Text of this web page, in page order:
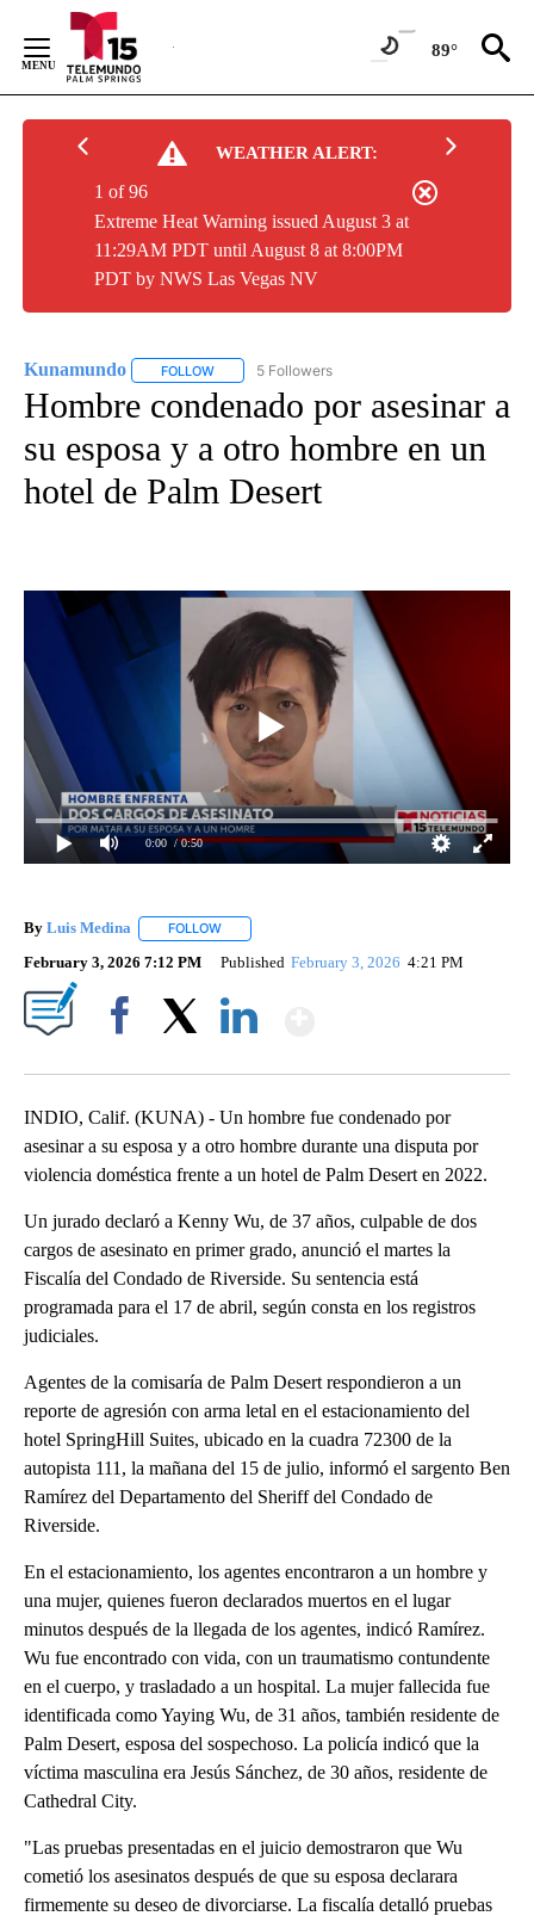
Content
89°
WEATHER ALERT:
Extreme Heat Warning issued August 3 at
11:29AM PDT until August 8 at 8:00PM
PDT by NWS Las Vegas NV
1 of 96
Kunamundo FOLLOW FOLLOW "KUNAMUNDO" TO RECEIVE
5 Followers
Hombre condenado por asesinar a
su esposa y a otro hombre en un
hotel de Palm Desert
0:00 / 0:50
By Luis Medina FOLLOW
February 3, 2026 7:12 PM Published February 3, 2026 4:21 PM
INDIO, Calif. (KUNA) - Un hombre fue condenado por
asesinar a su esposa y a otro hombre durante una disputa por
violencia doméstica frente a un hotel de Palm Desert en 2022.
Un jurado declaró a Kenny Wu, de 37 años, culpable de dos
cargos de asesinato en primer grado, anunció el martes la
Fiscalía del Condado de Riverside. Su sentencia está
programada para el 17 de abril, según consta en los registros
judiciales.
Agentes de la comisaría de Palm Desert respondieron a un
reporte de agresión con arma letal en el estacionamiento del
hotel SpringHill Suites, ubicado en la cuadra 72300 de la
autopista 111, la mañana del 15 de julio, informó el sargento Ben
Ramírez del Departamento del Sheriff del Condado de
Riverside.
En el estacionamiento, los agentes encontraron a un hombre y
una mujer, quienes fueron declarados muertos en el lugar
minutos después de la llegada de los agentes, indicó Ramírez.
Wu fue encontrado con vida, con un traumatismo contundente
en el cuerpo, y trasladado a un hospital. La mujer fallecida fue
identificada como Yaying Wu, de 31 años, también residente de
Palm Desert, esposa del sospechoso. La policía indicó que la
víctima masculina era Jesús Sánchez, de 30 años, residente de
Cathedral City.
"Las pruebas presentadas en el juicio demostraron que Wu
cometió los asesinatos después de que su esposa declarara
firmemente su deseo de divorciarse. La fiscalía detalló pruebas